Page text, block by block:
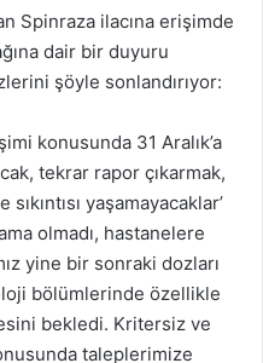
Spinraza ilacına erişimde
dair bir duyuru
şöyle sonlandırıyor:
konusunda 31 Aralık’a
tekrar rapor çıkarmak,
yaşamayacaklar’
olmadı, hastanelere
yine bir sonraki dozları
bölümlerinde özellikle
bekledi. Kritersiz ve
taleplerimize